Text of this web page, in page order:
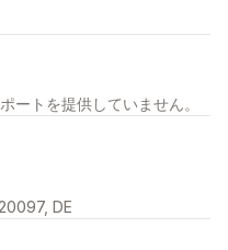
ートを提供していません。
DE